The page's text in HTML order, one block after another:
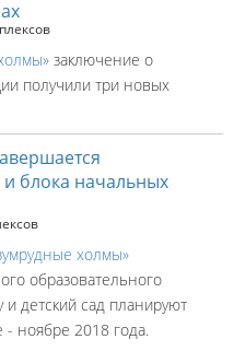
заключение о
получили три новых
и блока начальных
холмы»
образовательного
детский сад планируют
- ноябре 2018 года.